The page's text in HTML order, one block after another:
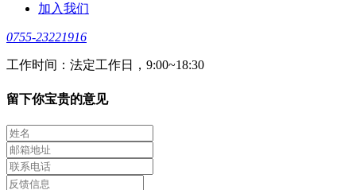
加入我们
0755-23221916
工作时间：法定工作日，9:00~18:30
留下你宝贵的意见